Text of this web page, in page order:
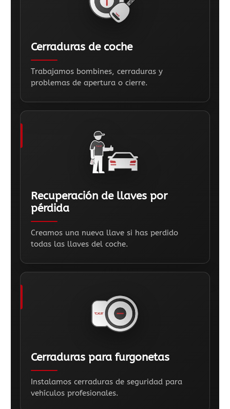
Cerraduras de coche
Trabajamos bombines, cerraduras y
problemas de apertura o cierre.
Recuperación de llaves por
pérdida
Creamos una nueva llave si has perdido
todas las llaves del coche.
Cerraduras para furgonetas
Instalamos cerraduras de seguridad para
vehículos profesionales.